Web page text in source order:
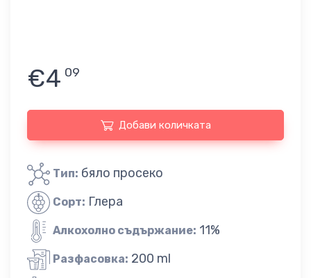
€4 09
Добави количката
Тип: бяло просеко
Сорт: Глера
Алкохолно съдържание: 11%
Разфасовка: 200 ml